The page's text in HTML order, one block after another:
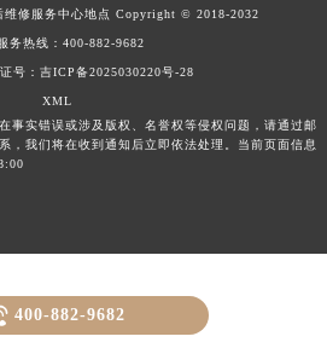
维修服务中心地点 Copyright © 2018-2032
务热线： 400-882-9682
号：吉ICP备2025030220号-28
XML
事实错误或涉及版权、名誉权等侵权问题，请通过邮
，我们将在收到通知后立即依法处理。当前页面信息
400-882-9682